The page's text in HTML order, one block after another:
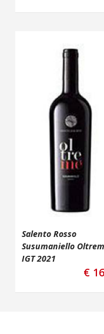
Salento Rosso
Susumaniello
IGT 2021
€